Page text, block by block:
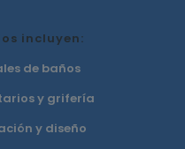
incluyen:
de baños
y grifería
y diseño